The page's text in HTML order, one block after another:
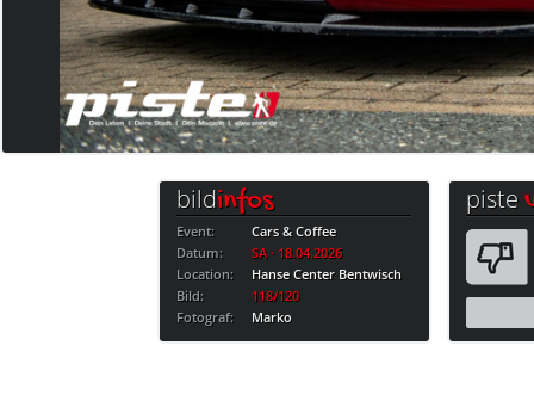
bildinfos
Event:
Cars & Coffee
Datum:
SA · 18.04.2026
Location:
Hanse Center Bentwisch
Bild:
118/120
Fotograf:
Marko
piste